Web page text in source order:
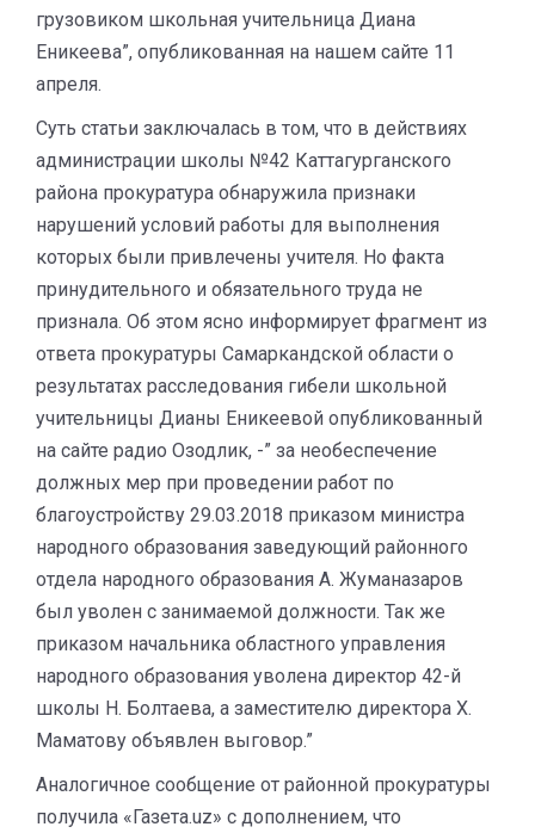
грузовиком школьная учительница Диана
Еникеева”, опубликованная на нашем сайте 11
апреля.
Суть статьи заключалась в том, что в действиях
администрации школы №42 Каттагурганского
района прокуратура обнаружила признаки
нарушений условий работы для выполнения
которых были привлечены учителя. Но факта
принудительного и обязательного труда не
признала. Об этом ясно информирует фрагмент из
ответа прокуратуры Самаркандской области о
результатах расследования гибели школьной
учительницы Дианы Еникеевой опубликованный
на сайте радио Озодлик, -” за необеспечение
должных мер при проведении работ по
благоустройству 29.03.2018 приказом министра
народного образования заведующий районного
отдела народного образования А. Жуманазаров
был уволен с занимаемой должности. Так же
приказом начальника областного управления
народного образования уволена директор 42-й
школы Н. Болтаева, а заместителю директора X.
Маматову объявлен выговор.”
Аналогичное сообщение от районной прокуратуры
получила «Газета.uz» с дополнением, что